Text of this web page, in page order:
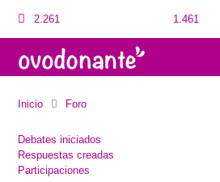
2.261 1.461
Inicio Foro
Debates iniciados
Respuestas creadas
Participaciones